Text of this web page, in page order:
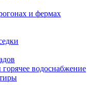
и фермах
водоснабжение